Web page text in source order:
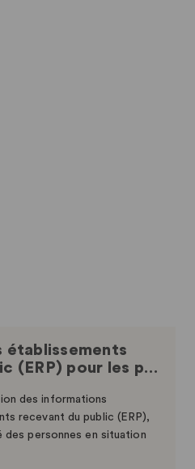
(ERP) pour les p…
des informations
recevant du public (ERP),
personnes en situation